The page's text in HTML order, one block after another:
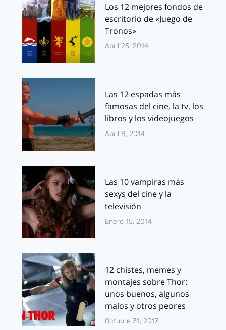
Los 12 mejores fondos de
escritorio de «Juego de
Tronos»
Abril 25, 2014
Las 12 espadas más
famosas del cine, la tv, los
libros y los videojuegos
Abril 8, 2014
Las 10 vampiras más
sexys del cine y la
televisión
Enero 15, 2014
12 chistes, memes y
montajes sobre Thor:
unos buenos, algunos
malos y otros peores
Octubre 31, 2013